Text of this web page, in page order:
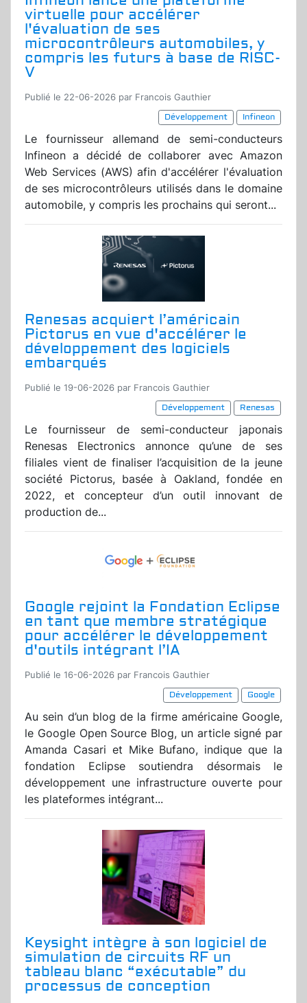
virtuelle pour accélérer
l'évaluation de ses
microcontrôleurs automobiles, y
compris les futurs à base de RISC-
V
Publié le 22-06-2026 par Francois Gauthier
Développement
Infineon
Le fournisseur allemand de semi-conducteurs
Infineon a décidé de collaborer avec Amazon
Web Services (AWS) afin d'accélérer l'évaluation
de ses microcontrôleurs utilisés dans le domaine
automobile, y compris les prochains qui seront...
Renesas acquiert l’américain
Pictorus en vue d'accélérer le
développement des logiciels
embarqués
Publié le 19-06-2026 par Francois Gauthier
Développement
Renesas
Le fournisseur de semi-conducteur japonais
Renesas Electronics annonce qu’une de ses
filiales vient de finaliser l’acquisition de la jeune
société Pictorus, basée à Oakland, fondée en
2022, et concepteur d’un outil innovant de
production de...
Google rejoint la Fondation Eclipse
en tant que membre stratégique
pour accélérer le développement
d'outils intégrant l’IA
Publié le 16-06-2026 par Francois Gauthier
Développement
Google
Au sein d’un blog de la firme américaine Google,
le Google Open Source Blog, un article signé par
Amanda Casari et Mike Bufano, indique que la
fondation Eclipse soutiendra désormais le
développement une infrastructure ouverte pour
les plateformes intégrant...
Keysight intègre à son logiciel de
simulation de circuits RF un
tableau blanc “exécutable” du
processus de conception